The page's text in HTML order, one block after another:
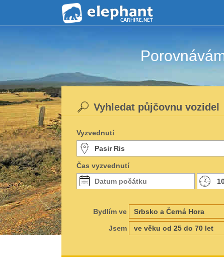
Vyhledat půjčovnu vozidel
Vyzvednutí
Čas vyzvednutí
Bydlím ve
Jsem